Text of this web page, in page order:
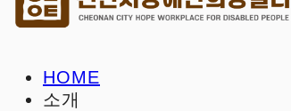
HOME
소개